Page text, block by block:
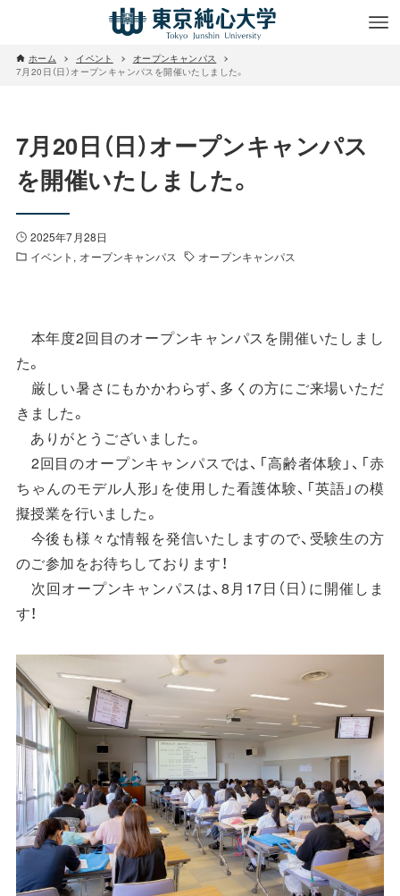
ホーム イベント
オープンキャンパス
7月20日（日）オープンキャンパスを開催いたしました。
7月20日（日）オープンキャンパス
を開催いたしました。
2025年7月28日
イベント
オープンキャンパス オープンキャンパス
本年度2回目のオープンキャンパスを開催いたしまし
た。
厳しい暑さにもかかわらず、多くの方にご来場いただ
きました。
ありがとうございました。
2回目のオープンキャンパスでは、「高齢者体験」、「赤
ちゃんのモデル人形」を使用した看護体験、「英語」の模
擬授業を行いました。
今後も様々な情報を発信いたしますので、受験生の方
のご参加をお待ちしております！
次回オープンキャンパスは、8月17日（日）に開催しま
す！